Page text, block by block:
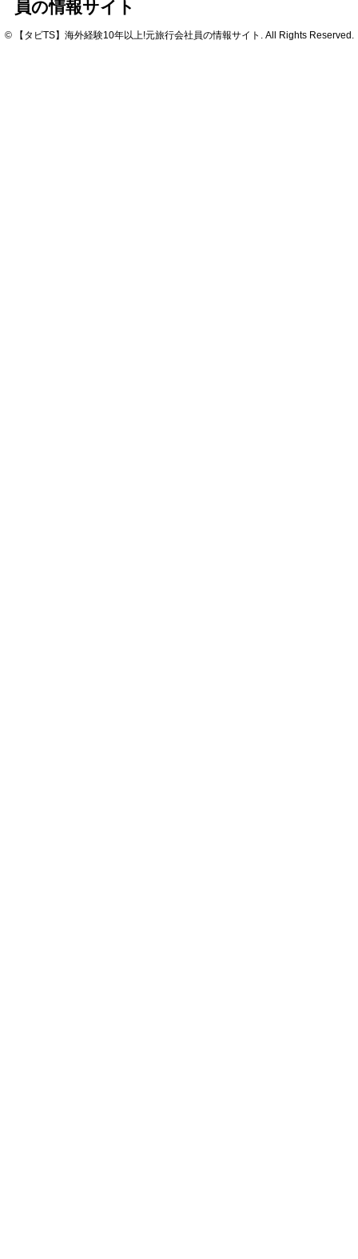
員の情報サイト
© 【タビTS】海外経験10年以上!元旅行会社員の情報サイト. All Rights Reserved.